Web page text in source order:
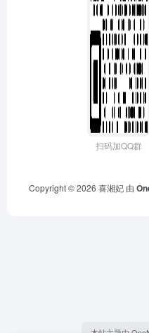
扫码加QQ群
Copyright © 2026 喜湘妃 由